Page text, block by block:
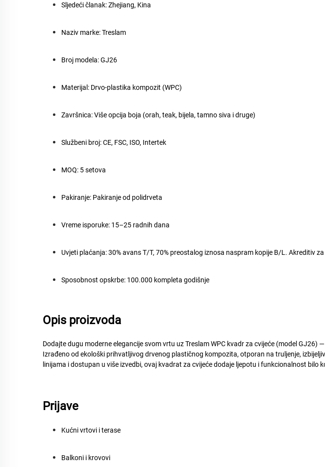
Sljedeći članak:Zhejiang, Kina
Naziv marke:Treslam
Broj modela:GJ26
Materijal: Drvo-plastika kompozit (WPC)
Završnica:Više opcija boja (orah, teak, bijela, tamno siva i druge)
Službeni broj:CE, FSC, ISO, Intertek
MOQ: 5 setova
Pakiranje: Pakiranje od polidrveta
Vreme isporuke: 15–25 radnih dana
Uvjeti plaćanja:30% avans T/T, 70% preostalog iznosa naspram kopije B/L. Akreditiv
Sposobnost opskrbe: 100.000 kompleta godišnje
Opis proizvoda
Dodajte dugu moderne elegancije svom vrtu uzTreslam WPC kvadr za cvijeće (model GJ26) —
Izrađeno od ekološki prihvatljivog drvenog plastičnog kompozita, otporan na truljenje,
linijama i dostupan u više izvedbi, ovaj kvadrat za cvijeće dodaje ljepotu i funkcionalnost
Prijave
Kućni vrtovi i terase
Balkoni i krovovi